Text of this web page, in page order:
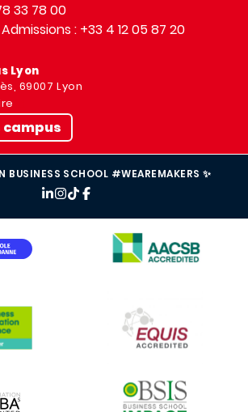
33 78 00
: +33 4 12 05 87 20
Lyon
69007 Lyon
campus
BUSINESS SCHOOL #WEAREMAKERS ✨
IMAGE